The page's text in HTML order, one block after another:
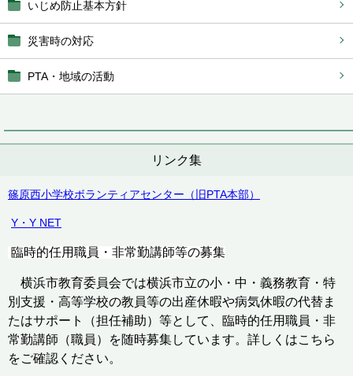
いじめ防止基本方針
災害時の対応
PTA・地域の活動
リンク集
篠原西小学校ボランティアセンター（旧PTA本部）
Y・Y NET
臨時的任用職員・ 非常勤講師等の募集
横浜市教育委員会では横浜市立の小・中・義務教育・特
別支援・高等学校の教員等の出産休暇や病気休暇の代替ま
たはサポート（担任補助）等として、臨時的任用職員・非
常勤講師（職員）を随時募集しています。詳しくはこちら
をご確認ください。